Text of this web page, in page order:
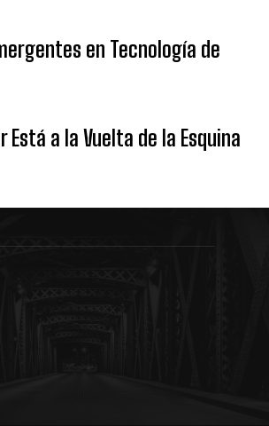
en Tecnología de
Está a la Vuelta de la Esquina